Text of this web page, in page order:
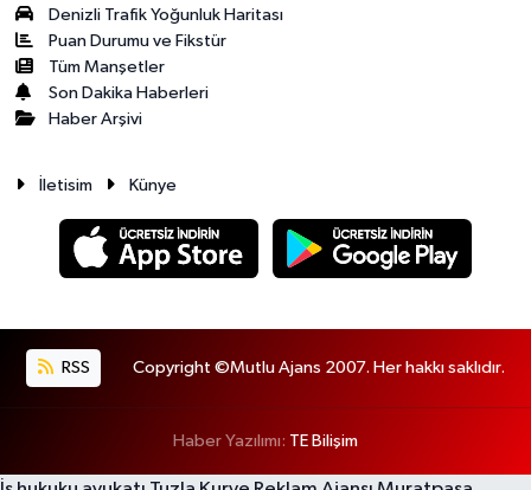
Denizli Trafik Yoğunluk Haritası
Puan Durumu ve Fikstür
Tüm Manşetler
Son Dakika Haberleri
Haber Arşivi
İletisim Künye
RSS Copyright ©Mutlu Ajans 2007. Her hakkı saklıdır.
Haber Yazılımı: TE Bilişim